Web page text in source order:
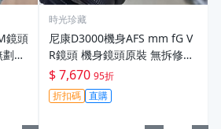
鏡頭
痕
時光珍藏
尼康D3000機身AFS mm fG V
R鏡頭 機身鏡頭原裝 無拆修無
翻新 有輕微使用痕跡 鏡頭-34
30
$ 7,670 95折
折扣碼 直購